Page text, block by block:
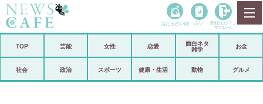
政治
当たる占い師 占い 登録• ログイン
マイルーム
TOP 芸能 女性 恋愛
面白ネタ
雑学
お金
社会 政治 スポーツ 健康・生活 動物 グルメ